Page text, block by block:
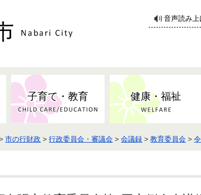
音声読み上
税
墓地 住宅
子育て・教育 健康・福祉
予防接種 地域福祉
保険・年金・医療助成
防災・消防
動・交流施
・方針 監査
見 施設見学会
知らせ 各種広告・協賛のご案内
税金
市の行財政 >行政委員会・審議会 >会議録 >教育委員会 >